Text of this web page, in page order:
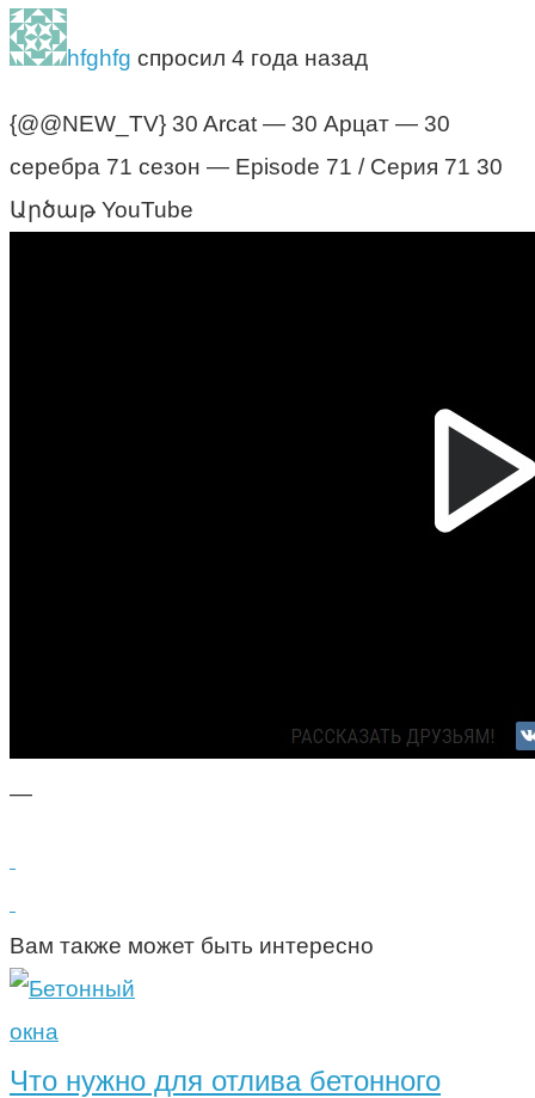
hfghfg спросил 4 года назад
{@@NEW_TV} 30 Arcat — 30 Арцат — 30
серебра 71 сезон — Episode 71 / Серия 71 30
Արծաթ YouTube
—
Вам также может быть интересно
окна
Что нужно для отлива бетонного